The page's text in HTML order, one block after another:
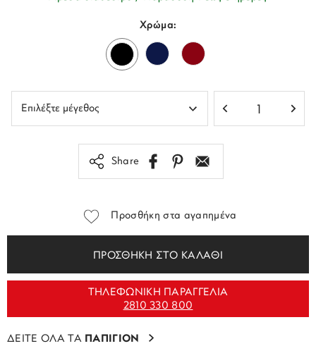
Χρώμα:
Share
Προσθήκη στα αγαπημένα
ΠΡΟΣΘΗΚΗ ΣΤΟ ΚΑΛΑΘΙ
ΤΗΛΕΦΩΝΙΚΗ ΠΑΡΑΓΓΕΛΙΑ
2810 330 800
ΔΕΙΤΕ ΟΛΑ ΤΑ ΠΑΠΙΓΙΟΝ